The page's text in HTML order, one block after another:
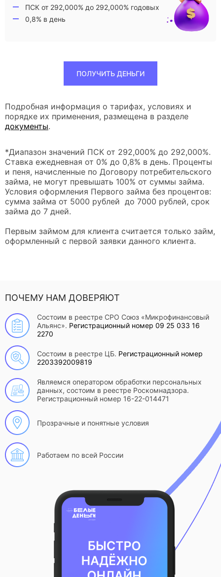
ПСК от 292,000% до 292,000% годовых
0,8% в день
ПОЛУЧИТЬ ДЕНЬГИ
Подробная информация о тарифах, условиях и
порядке их применения, размещена в разделе
документы.
*Диапазон значений ПСК от 292,000% до 292,000%.
Ставка ежедневная от 0% до 0,8% в день. Проценты
и пеня, начисленные по Договору потребительского
займа, не могут превышать 100% от суммы займа.
Условия оформления Первого займа без процентов:
сумма займа от 5000 рублей до 7000 рублей, срок
займа до 7 дней.
Первым займом для клиента считается только займ,
оформленный с первой заявки данного клиента.
ПОЧЕМУ НАМ ДОВЕРЯЮТ
Состоим в реестре СРО Союз «Микрофинансовый
Альянс». Регистрационный номер 09 25 033 16
2270
Состоим в реестре ЦБ. Регистрационный номер
2203392009819
Являемся оператором обработки персональных
данных, состоим в реестре Роскомнадзора.
Регистрационный номер 16-22-014471
Прозрачные и понятные условия
Работаем по всей России